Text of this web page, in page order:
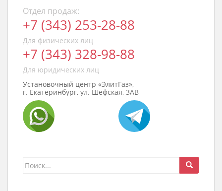
Отдел продаж:
+7 (343) 253-28-88
Для физических лиц
+7 (343) 328-98-88
Для юридических лиц
Установочный центр «ЭлитГаз»,
г. Екатеринбург, ул. Шефская, 3АВ
Поиск